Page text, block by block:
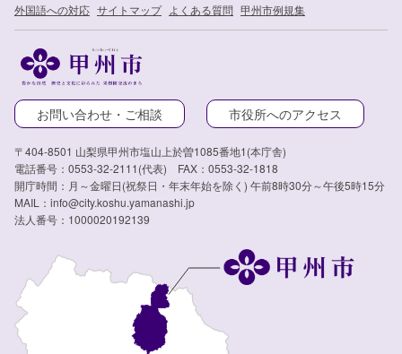
外国語への対応 サイトマップ よくある質問 甲州市例規集
お問い合わせ・ご相談 市役所へのアクセス
〒404-8501 山梨県甲州市塩山上於曽1085番地1(本庁舎)
電話番号：0553-32-2111(代表) FAX：0553-32-1818
開庁時間：月～金曜日(祝祭日・年末年始を除く) 午前8時30分～午後5時15分
MAIL：info@city.koshu.yamanashi.jp
法人番号：1000020192139